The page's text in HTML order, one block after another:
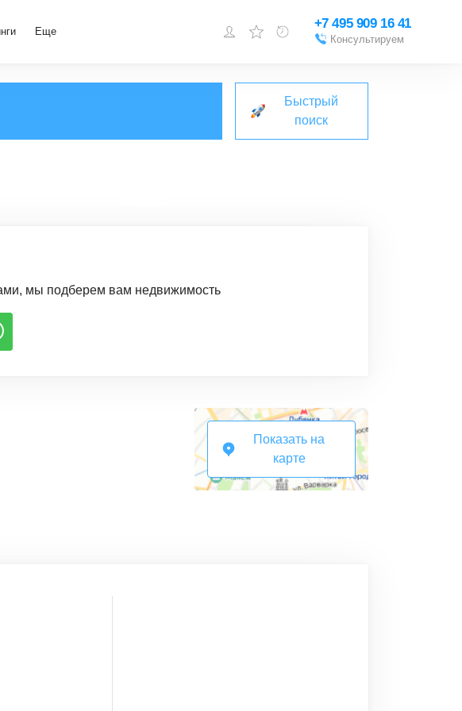
Еще
зарегистрироваться
Добавить объект
+7 495 909 16 41
Консультируем
Быстрый
поиск
мы подберем вам недвижимость
Показать на
карте